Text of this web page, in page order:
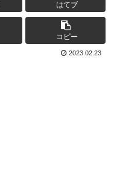
はてブ
コピー
2023.02.23